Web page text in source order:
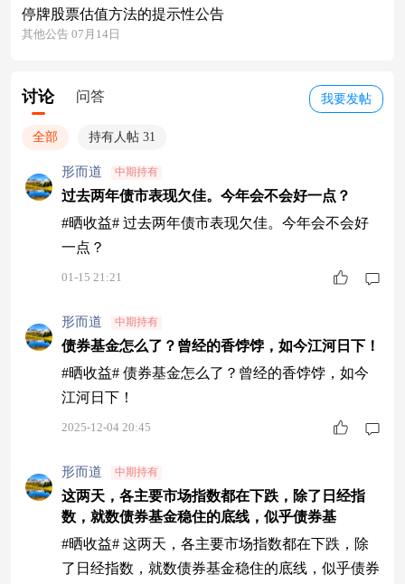
停牌股票估值方法的提示性公告
其他公告 07月14日
我要发帖
讨论 问答
全部 持有人帖 31
形而道 中期持有
过去两年债市表现欠佳。今年会不会好一点？
#晒收益# 过去两年债市表现欠佳。今年会不会好
一点？
01-15 21:21
形而道 中期持有
债券基金怎么了？曾经的香饽饽，如今江河日下！
#晒收益# 债券基金怎么了？曾经的香饽饽，如今
江河日下！
2025-12-04 20:45
形而道 中期持有
这两天，各主要市场指数都在下跌，除了日经指
数，就数债券基金稳住的底线，似乎债券基
#晒收益# 这两天，各主要市场指数都在下跌，除
了日经指数，就数债券基金稳住的底线，似乎债券